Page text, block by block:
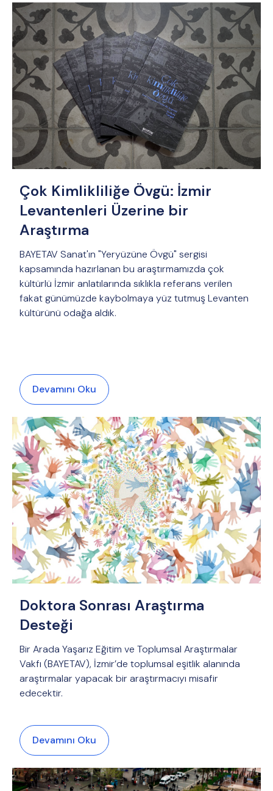
Çok Kimlikliliğe Övgü: İzmir
Levantenleri Üzerine bir
Araştırma
BAYETAV Sanat'ın "Yeryüzüne Övgü" sergisi
kapsamında hazırlanan bu araştırmamızda çok
kültürlü İzmir anlatılarında sıklıkla referans verilen
fakat günümüzde kaybolmaya yüz tutmuş Levanten
kültürünü odağa aldık.
Devamını Oku
Doktora Sonrası Araştırma
Desteği
Bir Arada Yaşarız Eğitim ve Toplumsal Araştırmalar
Vakfı (BAYETAV), İzmir’de toplumsal eşitlik alanında
araştırmalar yapacak bir araştırmacıyı misafir
edecektir.
Devamını Oku